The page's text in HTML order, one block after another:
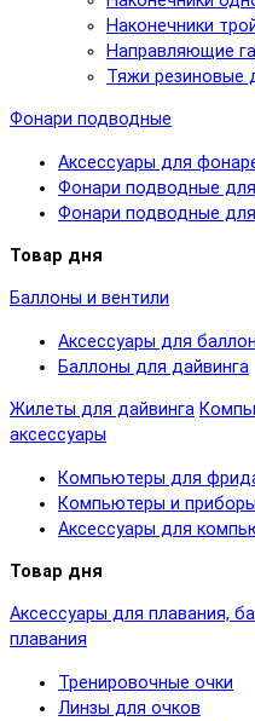
Наконечники
Направляющие
Тяжи резиновые
Фонари подводные
Аксессуары для
Фонари подводные
Фонари подводные
Товар дня
Баллоны и вентили
Аксессуары для
Баллоны для дайвинга
Жилеты для дайвинга
аксессуары
Компьютеры для
Компьютеры и
Аксессуары для
Товар дня
Аксессуары для плавания,
плавания
Тренировочные очки
Линзы для очков